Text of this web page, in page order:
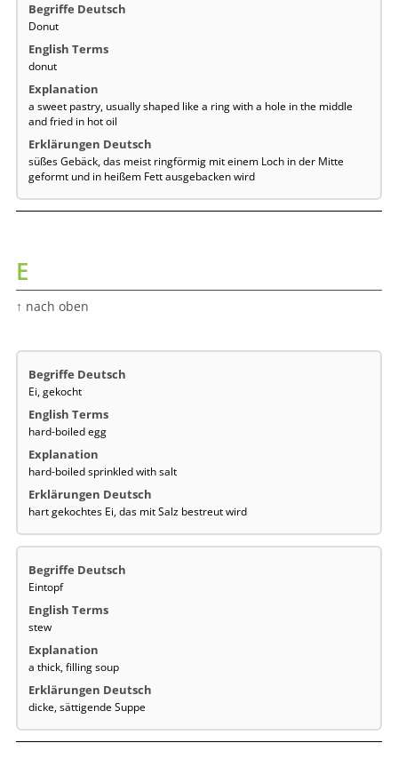
Donut
donut
a sweet pastry, usually shaped like a ring with a hole in the middle
and fried in hot oil
süßes Gebäck, das meist ringförmig mit einem Loch in der Mitte
geformt und in heißem Fett ausgebacken wird
E
↑ nach oben
Ei, gekocht
hard-boiled egg
hard-boiled sprinkled with salt
hart gekochtes Ei, das mit Salz bestreut wird
Eintopf
stew
a thick, filling soup
dicke, sättigende Suppe